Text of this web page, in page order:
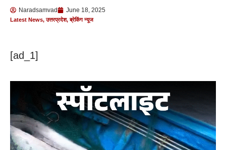
दुरुपयोग का आरोप, कार्रवाई तक आंदोलन जारी रखने की
Naradsamvad June 18, 2025
Latest News,उत्तरप्रदेश,ब्रेकिंग न्यूज
[ad_1]